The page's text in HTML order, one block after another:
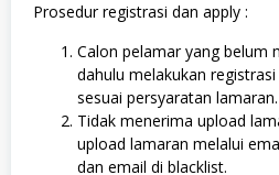
Prosedur registrasi dan apply :
Calon pelamar yang belum
dahulu melakukan
sesuai persyaratan lamaran.
Tidak menerima upload
upload lamaran melalui
dan email di blacklist.